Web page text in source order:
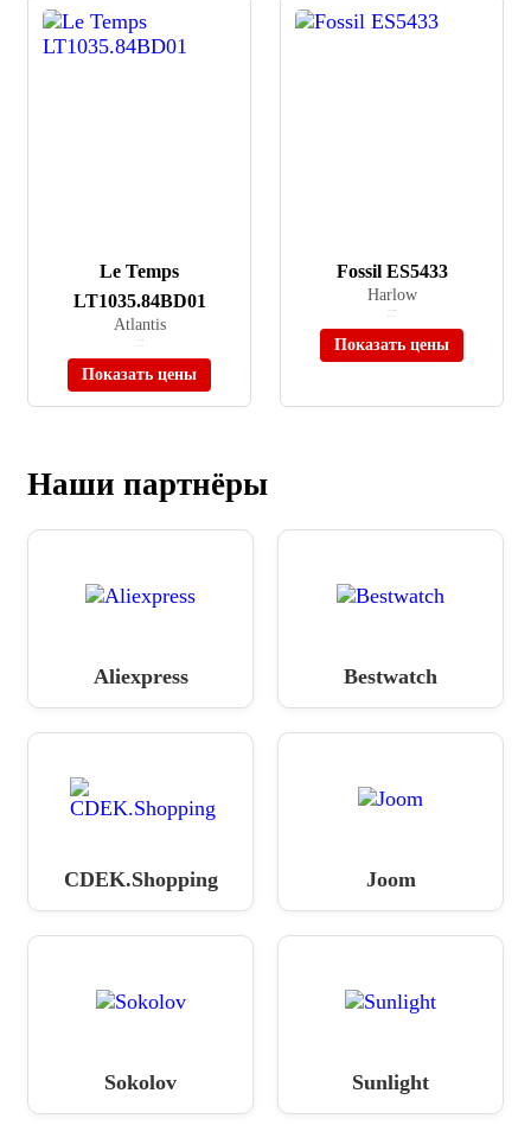
Le Temps
LT1035.84BD01
Atlantis
Показать цены
Fossil ES5433
Harlow
Показать цены
Наши партнёры
Aliexpress Bestwatch
CDEK.Shopping Joom
Sokolov Sunlight